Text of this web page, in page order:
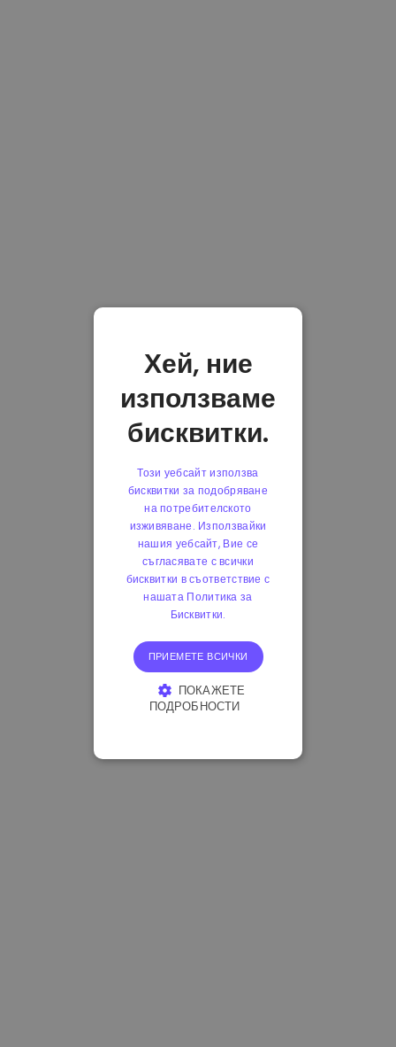
Хей, ние
използваме
бисквитки.
Този уебсайт използва
бисквитки за подобряване
на потребителското
изживяване. Използвайки
нашия уебсайт, Вие се
съгласявате с всички
бисквитки в съответствие с
нашата Политика за
Бисквитки.
ПРИЕМЕТЕ ВСИЧКИ
ПОКАЖЕТЕ
ПОДРОБНОСТИ